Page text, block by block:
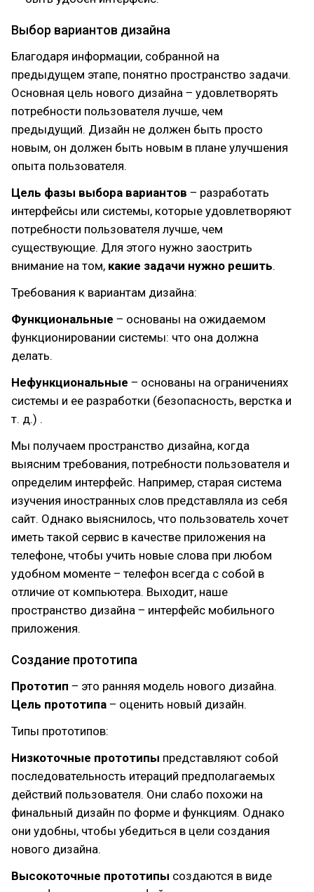
Выбор вариантов дизайна
Благодаря информации, собранной на
предыдущем этапе, понятно пространство задачи.
Основная цель нового дизайна ‒ удовлетворять
потребности пользователя лучше, чем
предыдущий. Дизайн не должен быть просто
новым, он должен быть новым в плане улучшения
опыта пользователя.
Цель фазы выбора вариантов ‒ разработать
интерфейсы или системы, которые удовлетворяют
потребности пользователя лучше, чем
существующие. Для этого нужно заострить
внимание на том, какие задачи нужно решить.
Требования к вариантам дизайна:
Функциональные ‒ основаны на ожидаемом
функционировании системы: что она должна
делать.
Нефункциональные ‒ основаны на ограничениях
системы и ее разработки (безопасность, верстка и
т. д.) .
Мы получаем пространство дизайна, когда
выясним требования, потребности пользователя и
определим интерфейс. Например, старая система
изучения иностранных слов представляла из себя
сайт. Однако выяснилось, что пользователь хочет
иметь такой сервис в качестве приложения на
телефоне, чтобы учить новые слова при любом
удобном моменте ‒ телефон всегда с собой в
отличие от компьютера. Выходит, наше
пространство дизайна ‒ интерфейс мобильного
приложения.
Создание прототипа
Прототип ‒ это ранняя модель нового дизайна.
Цель прототипа ‒ оценить новый дизайн.
Типы прототипов:
Низкоточные прототипы представляют собой
последовательность итераций предполагаемых
действий пользователя. Они слабо похожи на
финальный дизайн по форме и функциям. Однако
они удобны, чтобы убедиться в цели создания
нового дизайна.
Высокоточные прототипы создаются в виде